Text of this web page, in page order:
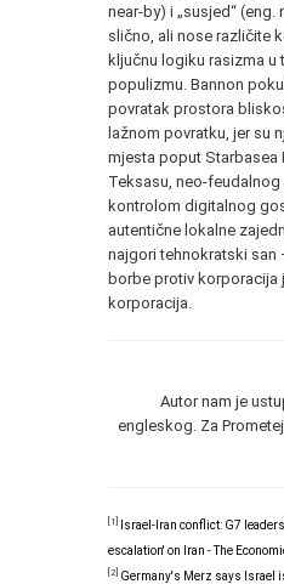
near-by) i „susjed“
slično, ali nose različite
ključnu logiku rasizma u
populizmu. Bannon
povratak prostora
lažnom povratku, jer su
mjesta poput Starbasea
Teksasu, neo-feudalnog
kontrolom digitalnog
autentične lokalne
najgori tehnokratski san
borbe protiv korporacija
korporacija.
Autor nam je
engleskog. Za
[1]
Israel-Iran conflict: G7
escalation' on Iran - The
[2] Germany's Merz says Israel